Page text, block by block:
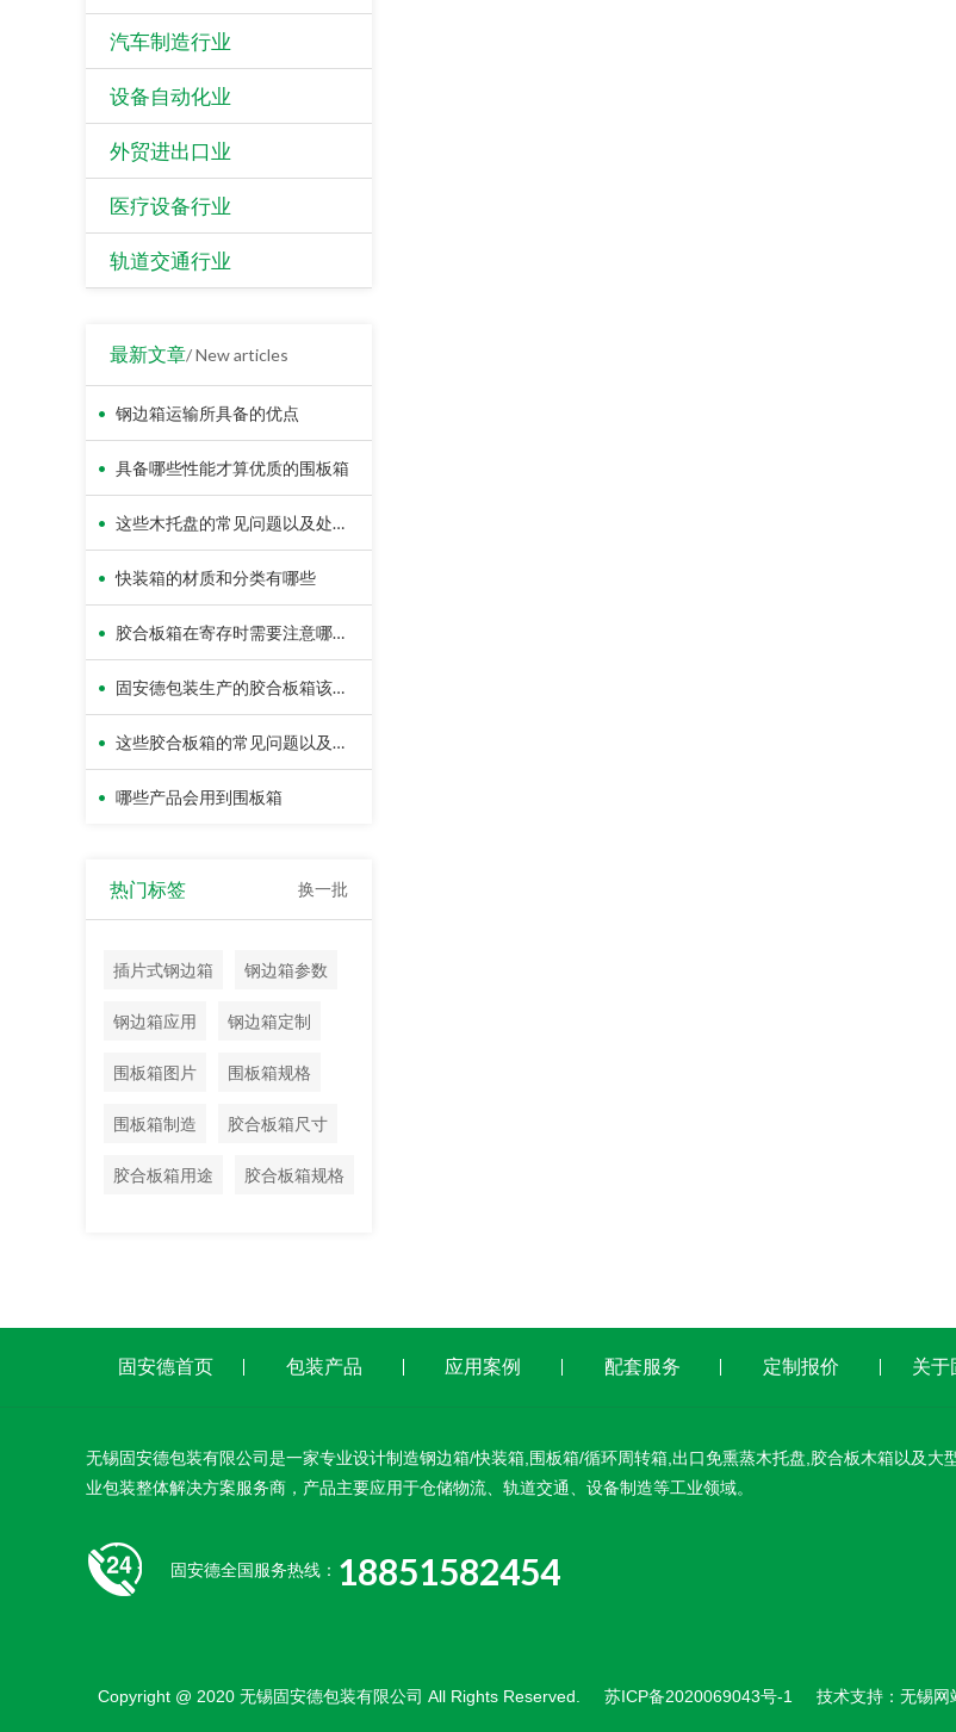
汽车制造行业
设备自动化业
外贸进出口业
医疗设备行业
轨道交通行业
最新文章/ New articles
• 钢边箱运输所具备的优点
• 具备哪些性能才算优质的围板箱
• 这些木托盘的常见问题以及处理方法
• 快装箱的材质和分类有哪些
• 胶合板箱在寄存时需要注意哪些地方
• 固安德包装生产的胶合板箱该怎么使用
• 这些胶合板箱的常见问题以及处理方法
• 哪些产品会用到围板箱
热门标签 换一批
插片式钢边箱 钢边箱参数
钢边箱应用 钢边箱定制
围板箱图片 围板箱规格
围板箱制造 胶合板箱尺寸
胶合板箱用途 胶合板箱规格
固安德首页 包装产品 应用案例 配套服务 定制报价 关于
无锡固安德包装有限公司是一家专业设计制造钢边箱/快装箱,围板箱/循环周转箱,出口免熏蒸木托盘,胶合板木箱以及大
业包装整体解决方案服务商，产品主要应用于仓储物流、轨道交通、设备制造等工业领域。
固安德全国服务热线： 18851582454
Copyright @ 2020 无锡固安德包装有限公司 All Rights Reserved. 苏ICP备2020069043号-1 技术支持： 无锡网